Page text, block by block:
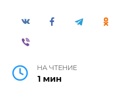
НА ЧТЕНИЕ
1 мин